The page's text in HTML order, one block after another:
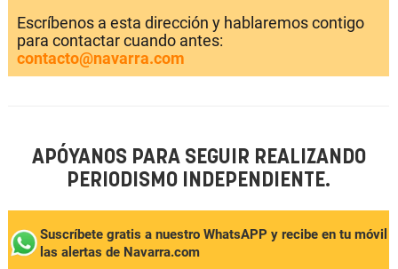
Escríbenos a esta dirección y hablaremos contigo
para contactar cuando antes:
contacto@navarra.com
APÓYANOS PARA SEGUIR REALIZANDO
PERIODISMO INDEPENDIENTE.
Suscríbete gratis a nuestro WhatsAPP y recibe en tu móvil
las alertas de Navarra.com